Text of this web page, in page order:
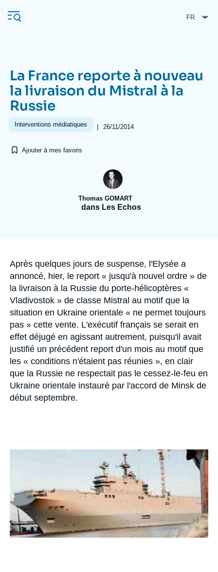
au
contenu
Navigation
principale
L'Ifri
À propos de l'Ifri
Proche-Orient
La France reporte à nouveau
la livraison du Mistral à la
Russie
Interventions médiatiques | 26/11/2014
Ajouter à mes favoris
Thomas GOMART
dans Les Echos
Accroche
Après quelques jours de suspense, l'Elysée a
annoncé, hier, le report « jusqu'à nouvel ordre » de
la livraison à la Russie du porte-hélicoptères «
Vladivostok » de classe Mistral au motif que la
situation en Ukraine orientale « ne permet toujours
pas » cette vente. L'exécutif français se serait en
effet déjugé en agissant autrement, puisqu'il avait
justifié un précédent report d'un mois au motif que
les « conditions n'étaient pas réunies », en clair
que la Russie ne respectait pas le cessez-le-feu en
Ukraine orientale instauré par l'accord de Minsk de
début septembre.